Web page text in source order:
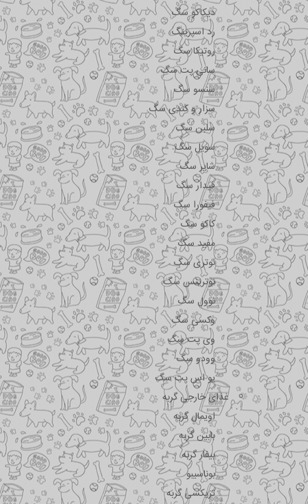
دیکاکو سگ
رد اسپرینگ
روتیکا سگ
سانی پت سگ
سنسو سگ
سزار و کندی سگ
سلبن سگ
سویل سگ
شایر سگ
فیدار سگ
فیفورا سگ
کاکو سگ
مفید سگ
نوتری سگ
نوترینس سگ
نوول سگ
وکسی سگ
وی پت سگ
وودو سگ
یو اس پت سگ
غذای خارجی گربه
اویمال گربه
بابین گربه
بیفار گربه
بوناسیبو
تریکسی گربه